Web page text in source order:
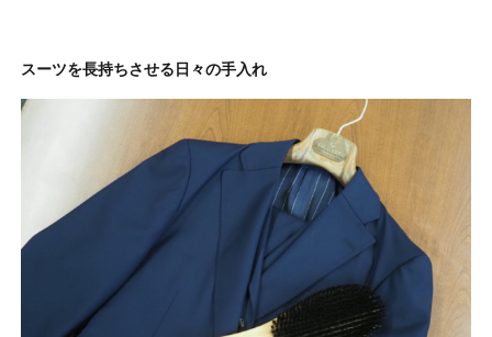
スーツを長持ちさせる日々の手入れ